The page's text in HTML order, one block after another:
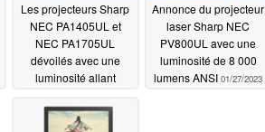
Les projecteurs Sharp
NEC PA1405UL et
NEC PA1705UL
dévoilés avec une
luminosité allant
01/31/2023
Annonce du projecteur
laser Sharp NEC
PV800UL avec une
luminosité de 8 000
lumens ANSI 01/27/2023